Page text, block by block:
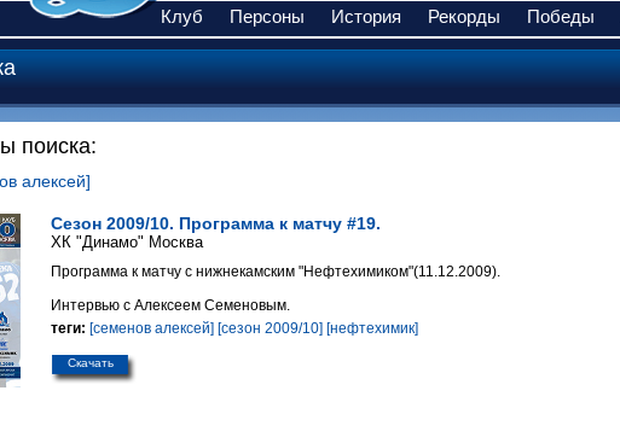
Клуб Персоны История Рекорды Победы
поиска:
алексей]
Сезон 2009/10. Программа к матчу #19.
ХК "Динамо" Москва
Программа к матчу с нижнекамским "Нефтехимиком"(11.12.2009).
Интервью с Алексеем Семеновым.
теги: [семенов алексей] [сезон 2009/10] [нефтехимик]
Скачать